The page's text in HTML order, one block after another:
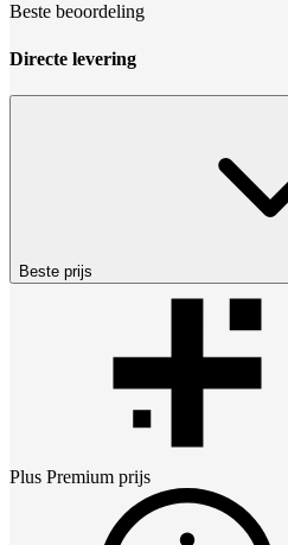
Beste beoordeling
Directe levering
Beste prijs
Plus Premium prijs